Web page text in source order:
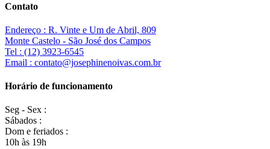
Contato
Endereço : R. Vinte e Um de Abril, 809
Monte Castelo - São José dos Campos
Tel : (12) 3923-6545
Email : contato@josephinenoivas.com.br
Horário de funcionamento
Seg - Sex :
Sábados :
Dom e feriados :
10h às 19h